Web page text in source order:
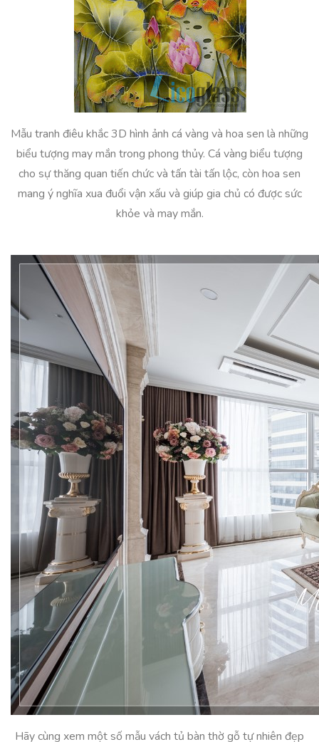
Mẫu tranh điêu khắc 3D hình ảnh cá vàng và hoa sen là những
biểu tượng may mắn trong phong thủy. Cá vàng biểu tượng
cho sự thăng quan tiến chức và tấn tài tấn lộc, còn hoa sen
mang ý nghĩa xua đuổi vận xấu và giúp gia chủ có được sức
khỏe và may mắn.
Hãy cùng xem một số mẫu vách tủ bàn thờ gỗ tự nhiên đẹp